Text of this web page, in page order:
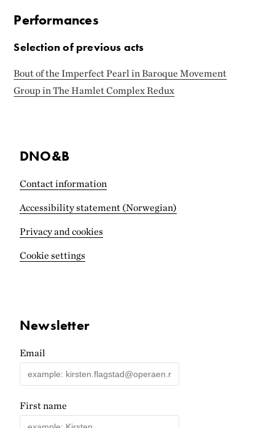
Performances
Selection of previous acts
Bout of the Imperfect Pearl in Baroque Movement
Group in The Hamlet Complex Redux
DNO&B
Contact information
Accessibility statement (Norwegian)
Privacy and cookies
Cookie settings
Newsletter
Email
First name